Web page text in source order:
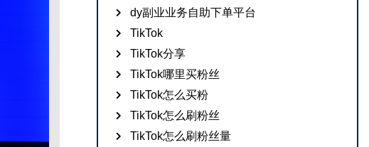
dy副业业务自助下单平台
TikTok
TikTok分享
TikTok哪里买粉丝
TikTok怎么买粉
TikTok怎么刷粉丝
TikTok怎么刷粉丝量